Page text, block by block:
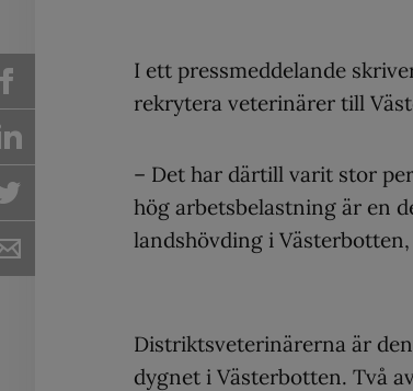
I ett pressmeddelande
rekrytera veterinärer till
– Det har därtill varit stor
hög arbetsbelastning är en
landshövding i
Distriktsveterinärerna är
dygnet i Västerbotten. Två